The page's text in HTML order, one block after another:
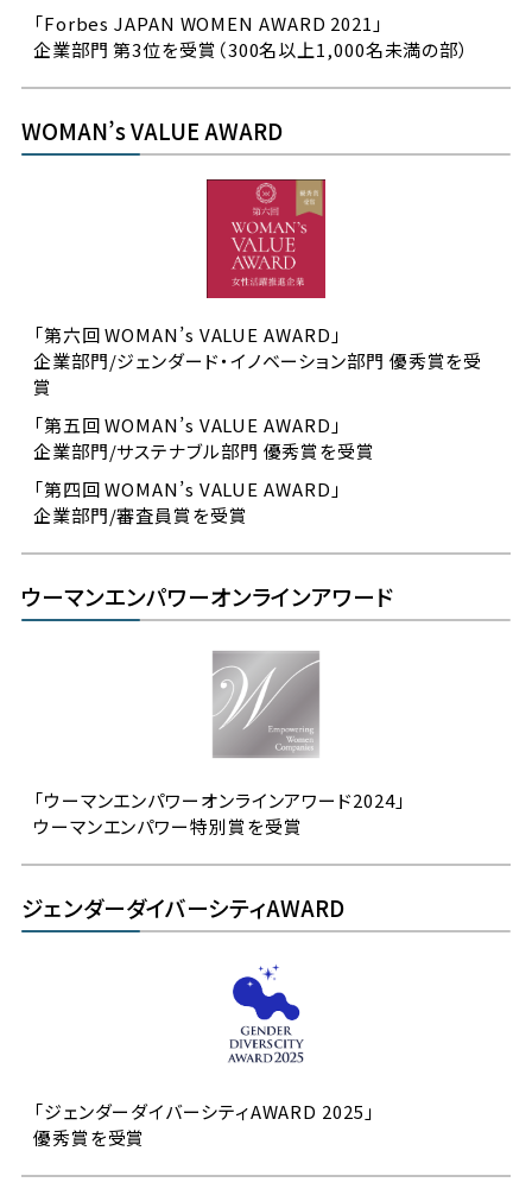
「Forbes JAPAN WOMEN AWARD 2021」
企業部門 第3位を受賞（300名以上1,000名未満の部）
WOMAN’s VALUE AWARD
「第六回 WOMAN’s VALUE AWARD」
企業部門/ジェンダード・イノベーション部門 優秀賞を受
賞
「第五回 WOMAN’s VALUE AWARD」
企業部門/サステナブル部門 優秀賞を受賞
「第四回 WOMAN’s VALUE AWARD」
企業部門/審査員賞を受賞
ウーマンエンパワーオンラインアワード
「ウーマンエンパワーオンラインアワード2024」
ウーマンエンパワー特別賞を受賞
ジェンダーダイバーシティAWARD
「ジェンダーダイバーシティAWARD 2025」
優秀賞を受賞